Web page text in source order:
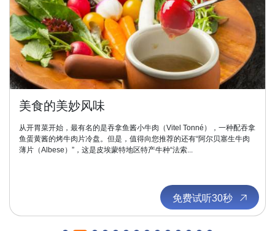
美食的美妙风味
从开胃菜开始，最有名的是吞拿鱼酱小牛肉（Vitel Tonné），一种配吞拿
鱼蛋黄酱的烤牛肉片冷盘。但是，值得向您推荐的还有“阿尔贝塞生牛肉
薄片（Albese）”，这是皮埃蒙特地区特产牛种“法索...
免费试听30秒